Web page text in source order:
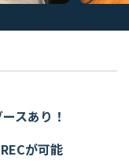
スあり！
が可能